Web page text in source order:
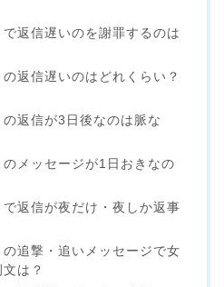
返信遅いのを謝罪するのは
返信遅いのはどれくらい？
返信が3日後なのは脈な
メッセージが1日おきなの
返信が夜だけ・夜しか返事
追撃・追いメッセージで女
は？